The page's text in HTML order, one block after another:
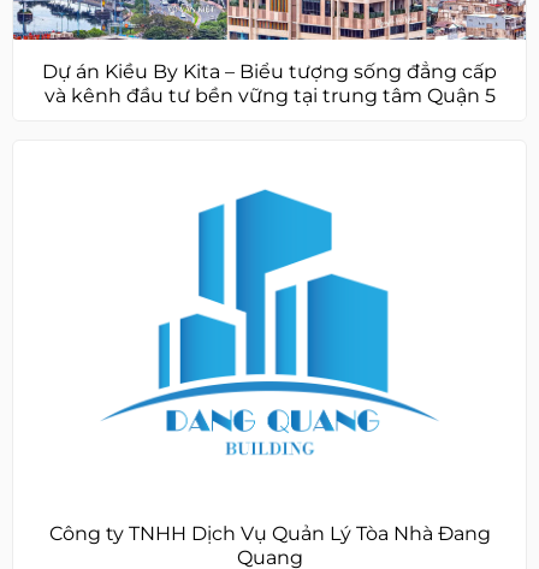
Dự án Kiều By Kita – Biểu tượng sống đẳng cấp
và kênh đầu tư bền vững tại trung tâm Quận 5
Công ty TNHH Dịch Vụ Quản Lý Tòa Nhà Đang
Quang